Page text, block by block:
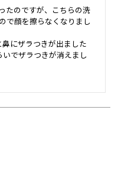
たのですが、こちらの洗
で顔を擦らなくなりまし
にザラつきが出ました
でザラつきが消えまし